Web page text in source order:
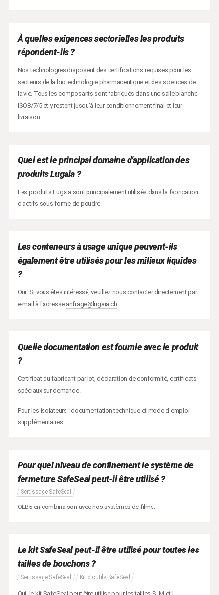
À quelles exigences sectorielles les produits
répondent-ils ?
Nos technologies disposent des certifications requises pour les
secteurs de la biotechnologie pharmaceutique et des sciences de
la vie. Tous les composants sont fabriqués dans une salle blanche
ISO8/7/5 et y restent jusqu'à leur conditionnement final et leur
livraison.
Quel est le principal domaine d'application des
produits Lugaia ?
Les produits Lugaia sont principalement utilisés dans la fabrication
d'actifs sous forme de poudre.
Les conteneurs à usage unique peuvent-ils
également être utilisés pour les milieux liquides
?
Oui. Si vous êtes intéressé, veuillez nous contacter directement par
e-mail à l'adresse anfrage@lugaia.ch.
Quelle documentation est fournie avec le produit
?
Certificat du fabricant par lot, déclaration de conformité, certificats
spéciaux sur demande.
Pour les isolateurs : documentation technique et mode d'emploi
supplémentaires.
Pour quel niveau de confinement le système de
fermeture SafeSeal peut-il être utilisé ?
Sertissage SafeSeal
OEB5 en combinaison avec nos systèmes de films.
Le kit SafeSeal peut-il être utilisé pour toutes les
tailles de bouchons ?
Sertissage SafeSeal Kit d'outils SafeSeal
Oui, le kit SafeSeal peut être utilisé pour les tailles S, M et L.